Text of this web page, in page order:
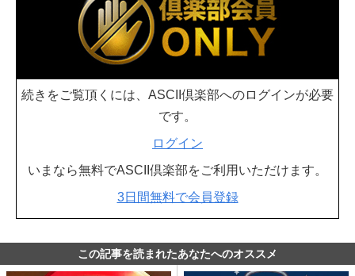
続きをご覧頂くには、ASCII倶楽部へのログインが必要
です。
ログイン
いまなら無料でASCII倶楽部をご利用いただけます。
3日間無料で会員登録
この記事を読まれたあなたへのオススメ